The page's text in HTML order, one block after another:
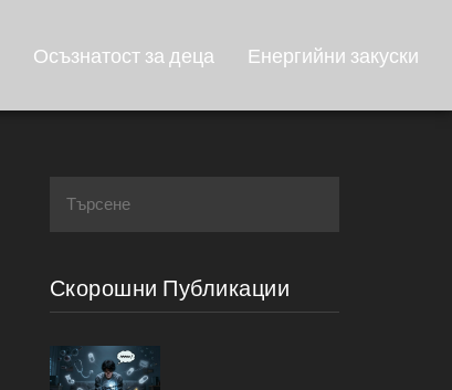
Осъзнатост за деца Енергийни закуски
Скорошни Публикации